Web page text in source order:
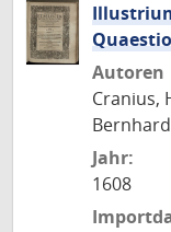
Autoren
Cranius,
Bernhard
Jahr:
1608